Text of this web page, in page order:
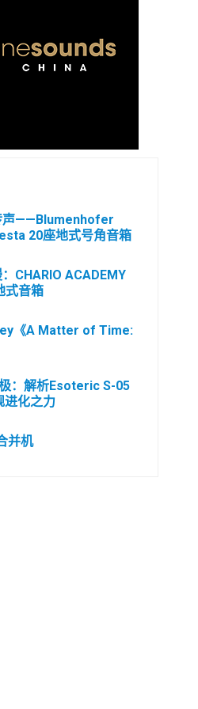
声——Blumenhofer
20座地式号角音箱
CHARIO ACADEMY
式音箱
《A Matter of Time:
：解析Esoteric S-05
进化之力
并机